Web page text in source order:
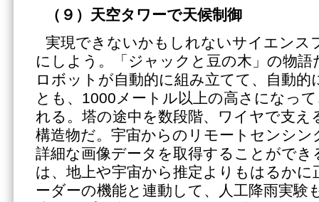
（９）天空タワーで天候制御
実現できないかもしれないサイエンス
にしよう。「ジャックと豆の木」の物語
ロボットが自動的に組み立てて、自動的
とも、1000メートル以上の高さになっ
れる。塔の途中を数段階、ワイヤで支え
構造物だ。宇宙からのリモートセンシ
詳細な画像データを取得することができ
は、地上や宇宙から推定よりもはるかに
ーダーの機能と連動して、人工降雨実験